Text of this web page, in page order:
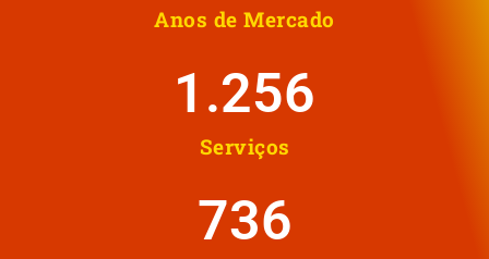
Anos de Mercado
Serviços
1.258
737